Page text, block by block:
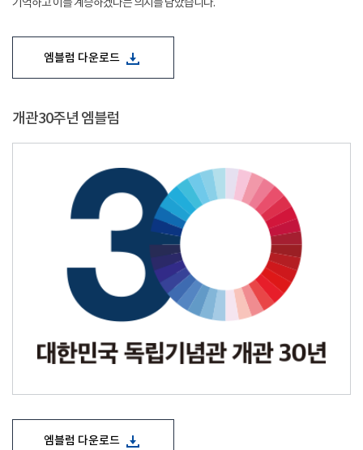
기억하고 이를 계승하겠다는 의지를 담았습니다.
엠블럼 다운로드
개관30주년 엠블럼
엠블럼 다운로드